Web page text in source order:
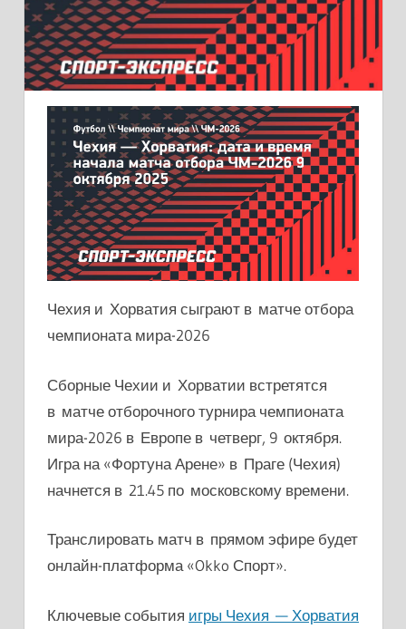
Чехия и Хорватия сыграют в матче отбора
чемпионата мира-2026
Сборные Чехии и Хорватии встретятся
в матче отборочного турнира чемпионата
мира-2026 в Европе в четверг, 9 октября.
Игра на «Фортуна Арене» в Праге (Чехия)
начнется в 21.45 по московскому времени.
Транслировать матч в прямом эфире будет
онлайн-платформа «Okko Спорт».
Ключевые события игры Чехия — Хорватия